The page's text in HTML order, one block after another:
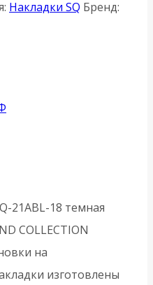
Накладки SQ Бренд:
21ABL-18 темная
COLLECTION
на
изготовлены